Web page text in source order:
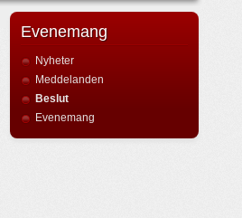
Evenemang
Nyheter
Meddelanden
Beslut
Evenemang